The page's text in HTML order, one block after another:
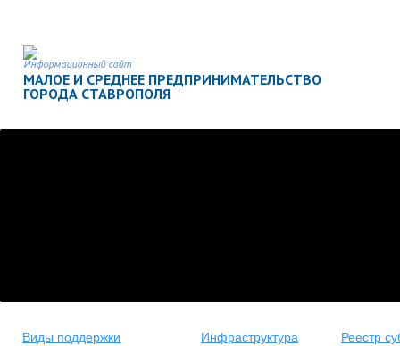
Информационный сайт
МАЛОЕ И СРЕДНЕЕ ПРЕДПРИНИМАТЕЛЬСТВО
ГОРОДА СТАВРОПОЛЯ
Виды поддержки Инфраструктура
Реестр